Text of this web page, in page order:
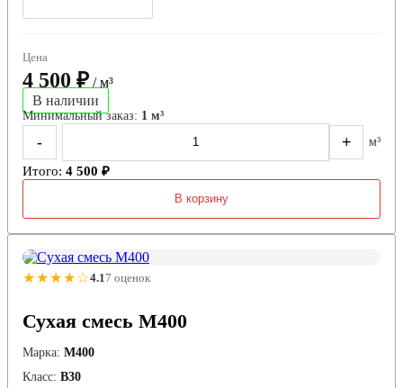
Цена
4 500 ₽ / м³
В наличии
Минимальный заказ: 1 м³
- + м³
Итого: 4 500 ₽
В корзину
★★★★☆4.17 оценок
Сухая смесь М400
Марка: М400
Класс: В30